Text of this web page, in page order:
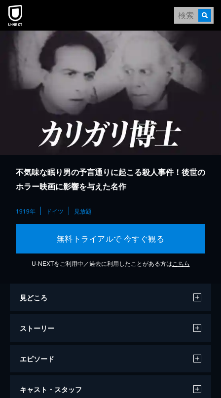
本文へスキップ
不気味な眠り男の予言通りに起こる殺人事件！後世の
ホラー映画に影響を与えた名作
1919年 ドイツ 見放題
無料トライアルで 今すぐ観る
U-NEXTをご利用中／過去に利用したことがある方は こちら
見どころ
ストーリー
エピソード
カリガリ博士
キャスト・スタッフ